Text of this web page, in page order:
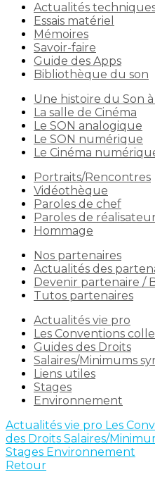
Actualités
Essais matériel
Mémoires
Savoir-faire
Guide des Apps
Bibliothèque du son
Une histoire du Son
La salle de Cinéma
Le SON analogique
Le SON numérique
Le Cinéma
Portraits/Rencontres
Vidéothèque
Paroles de chef
Paroles de
Hommage
Nos partenaires
Actualités des
Devenir partenaire /
Tutos partenaires
Actualités vie pro
Les Conventions
Guides des Droits
Salaires/Minimums
Liens utiles
Stages
Environnement
Actualités vie pro Les
des Droits Salaires/
Stages Environnement
Retour